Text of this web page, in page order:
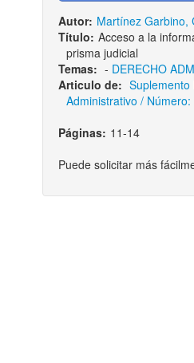
Autor: Martínez Garbino,
Título: Acceso a la
prisma judicial
Temas: - DERECHO
Articulo de: Suplemento
Administrativo /
Páginas: 11-14
Puede solicitar más